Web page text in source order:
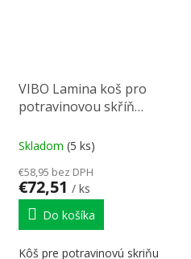
VIBO Lamina koš pro
potravinovou skříň
Skladom (5 ks)
€58,95 bez DPH
€72,51 / ks
Do košíka
Kôš pre potravinovú skriňu